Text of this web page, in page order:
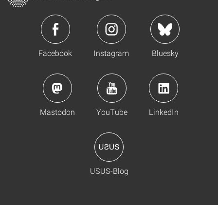
Facebook Instagram Bluesky
Mastodon YouTube LinkedIn
USUS-Blog